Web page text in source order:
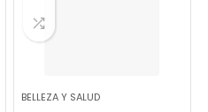
BELLEZA Y SALUD